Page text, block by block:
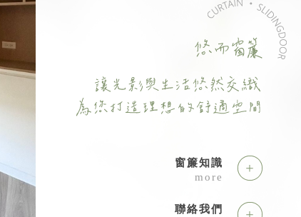
窗簾知識
more
聯絡我們